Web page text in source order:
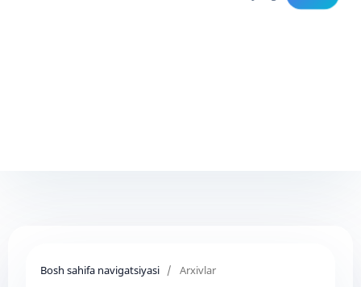
Bosh sahifa navigatsiyasi / Arxivlar